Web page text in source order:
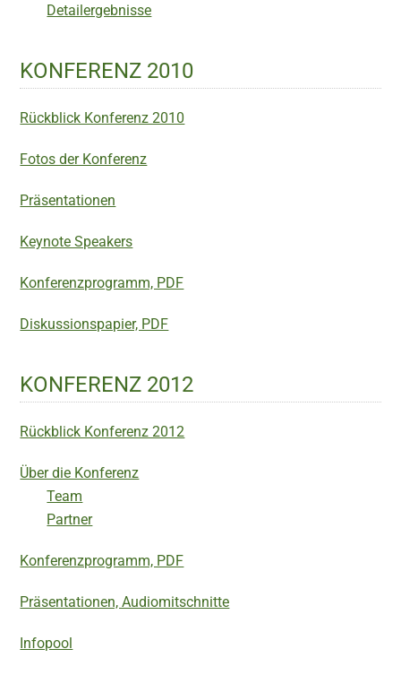
Detailergebnisse
KONFERENZ 2010
Rückblick Konferenz 2010
Fotos der Konferenz
Präsentationen
Keynote Speakers
Konferenzprogramm, PDF
Diskussionspapier, PDF
KONFERENZ 2012
Rückblick Konferenz 2012
Über die Konferenz
Team
Partner
Konferenzprogramm, PDF
Präsentationen, Audiomitschnitte
Infopool